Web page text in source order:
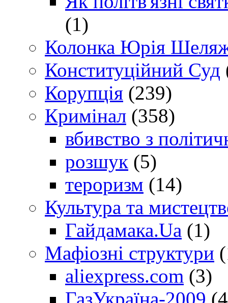
(1)
Колонка Юрія
Конституційний Суд
Корупція (239)
Кримінал (358)
вбивство з
розшук (5)
тероризм (14)
Культура та
Гайдамака.Ua (1)
Мафіозні структури
aliexpress.com (3)
ГазУкраїна-2009